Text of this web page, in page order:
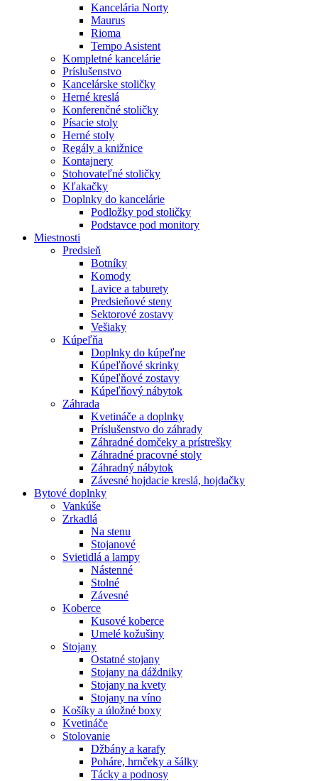
Kancelária Norty
Maurus
Rioma
Tempo Asistent
Kompletné kancelárie
Príslušenstvo
Kancelárske stoličky
Herné kreslá
Konferenčné stoličky
Písacie stoly
Herné stoly
Regály a knižnice
Kontajnery
Stohovateľné stoličky
Kľakačky
Doplnky do kancelárie
Podložky pod stoličky
Podstavce pod monitory
Miestnosti
Predsieň
Botníky
Komody
Lavice a taburety
Predsieňové steny
Sektorové zostavy
Vešiaky
Kúpeľňa
Doplnky do kúpeľne
Kúpeľňové skrinky
Kúpeľňové zostavy
Kúpeľňový nábytok
Záhrada
Kvetináče a doplnky
Príslušenstvo do záhrady
Záhradné domčeky a prístrešky
Záhradné pracovné stoly
Záhradný nábytok
Závesné hojdacie kreslá, hojdačky
Bytové doplnky
Vankúše
Zrkadlá
Na stenu
Stojanové
Svietidlá a lampy
Nástenné
Stolné
Závesné
Koberce
Kusové koberce
Umelé kožušiny
Stojany
Ostatné stojany
Stojany na dáždniky
Stojany na kvety
Stojany na víno
Košíky a úložné boxy
Kvetináče
Stolovanie
Džbány a karafy
Poháre, hrnčeky a šálky
Tácky a podnosy